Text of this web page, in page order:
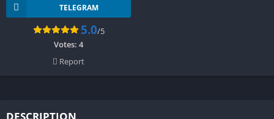
TELEGRAM
5.0/5
Votes: 4
Report
DESCRIPTION